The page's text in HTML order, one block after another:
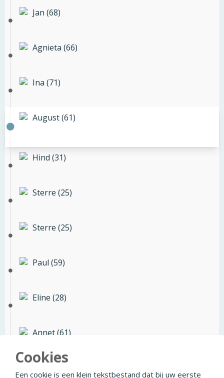
Jan (68)
Agnieta (66)
Ina (71)
August (61)
Hind (31)
Sterre (25)
Sterre (25)
Paul (59)
Eline (28)
Annet (61)
Cookies
Een cookie is een klein tekstbestand dat bij uw eerste